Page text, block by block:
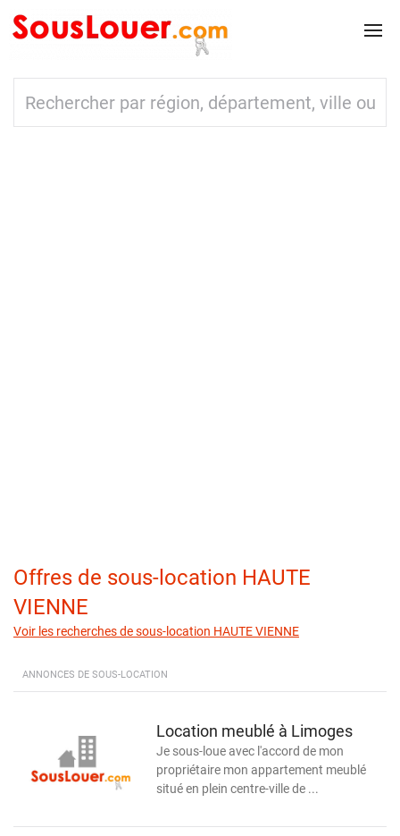
Offres de sous-location HAUTE
VIENNE
Voir les recherches de sous-location HAUTE VIENNE
ANNONCES DE SOUS-LOCATION
Location meublé à Limoges
Je sous-loue avec l'accord de mon
propriétaire mon appartement meublé
situé en plein centre-ville de ...